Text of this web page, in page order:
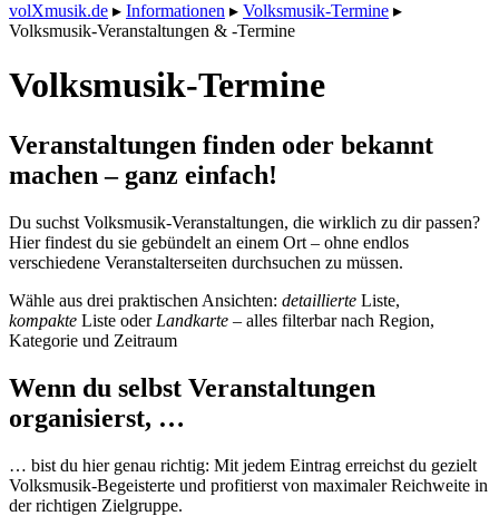
volXmusik.de ▸ Informationen ▸ Volksmusik-Termine ▸
Volksmusik-Veranstaltungen & -Termine
Volksmusik-Termine
Veranstaltungen finden oder bekannt
machen – ganz einfach!
Du suchst Volksmusik-Veranstaltungen, die wirklich zu dir passen?
Hier findest du sie gebündelt an einem Ort – ohne endlos
verschiedene Veranstalterseiten durchsuchen zu müssen.
Wähle aus drei praktischen Ansichten: detaillierte Liste,
kompakte Liste oder Landkarte – alles filterbar nach Region,
Kategorie und Zeitraum
Wenn du selbst Veranstaltungen
organisierst, …
… bist du hier genau richtig: Mit jedem Eintrag erreichst du gezielt
Volksmusik-Begeisterte und profitierst von maximaler Reichweite in
der richtigen Zielgruppe.